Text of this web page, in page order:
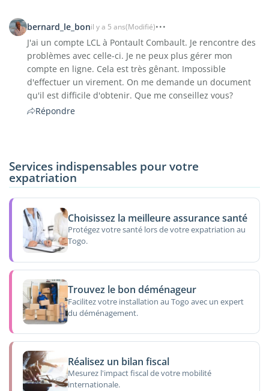
bernard_le_bonil y a 5 ans(Modifié)
J'ai un compte LCL à Pontault Combault. Je rencontre des
problèmes avec celle-ci. Je ne peux plus gérer mon
compte en ligne. Cela est très gênant. Impossible
d'effectuer un virement. On me demande un document
qu'il est difficile d'obtenir. Que me conseillez vous?
Répondre
Services indispensables pour votre
expatriation
Choisissez la meilleure assurance santé
Protégez votre santé lors de votre expatriation au
Togo.
Trouvez le bon déménageur
Facilitez votre installation au Togo avec un expert
du déménagement.
Réalisez un bilan fiscal
Mesurez l'impact fiscal de votre mobilité
internationale.